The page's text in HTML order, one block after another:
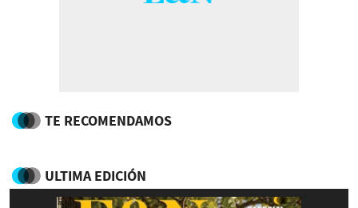
TE RECOMENDAMOS
ULTIMA EDICIÓN